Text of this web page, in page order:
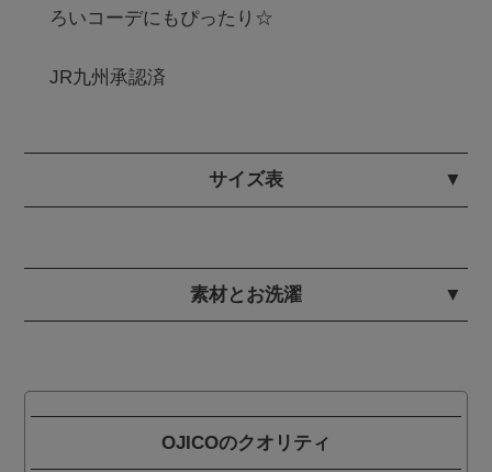
ろいコーデにもぴったり☆
JR九州承認済
サイズ表
素材とお洗濯
OJICOのクオリティ